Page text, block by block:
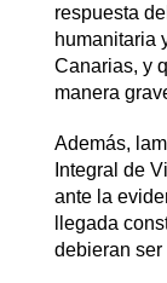
respuesta
humanitaria
Canarias, y
manera
Además,
Integral de
ante la
llegada
debieran ser